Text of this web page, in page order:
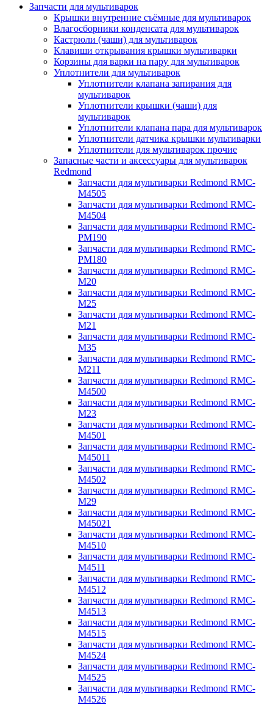
Запчасти для мультиварок
Крышки внутренние съёмные для мультиварок
Влагосборники конденсата для мультиварок
Кастрюли (чаши) для мультиварок
Клавиши открывания крышки мультиварки
Корзины для варки на пару для мультиварок
Уплотнители для мультиварок
Уплотнители клапана запирания для
мультиварок
Уплотнители крышки (чаши) для
мультиварок
Уплотнители клапана пара для мультиварок
Уплотнители датчика крышки мультиварки
Уплотнители для мультиварок прочие
Запасные части и аксессуары для мультиварок
Redmond
Запчасти для мультиварки Redmond RMC-
M4505
Запчасти для мультиварки Redmond RMC-
M4504
Запчасти для мультиварки Redmond RMC-
PM190
Запчасти для мультиварки Redmond RMC-
PM180
Запчасти для мультиварки Redmond RMC-
M20
Запчасти для мультиварки Redmond RMC-
M25
Запчасти для мультиварки Redmond RMC-
M21
Запчасти для мультиварки Redmond RMC-
M35
Запчасти для мультиварки Redmond RMC-
M211
Запчасти для мультиварки Redmond RMC-
M4500
Запчасти для мультиварки Redmond RMC-
M23
Запчасти для мультиварки Redmond RMC-
M4501
Запчасти для мультиварки Redmond RMC-
M45011
Запчасти для мультиварки Redmond RMC-
M4502
Запчасти для мультиварки Redmond RMC-
M29
Запчасти для мультиварки Redmond RMC-
M45021
Запчасти для мультиварки Redmond RMC-
M4510
Запчасти для мультиварки Redmond RMC-
M4511
Запчасти для мультиварки Redmond RMC-
M4512
Запчасти для мультиварки Redmond RMC-
M4513
Запчасти для мультиварки Redmond RMC-
M4515
Запчасти для мультиварки Redmond RMC-
M4524
Запчасти для мультиварки Redmond RMC-
M4525
Запчасти для мультиварки Redmond RMC-
M4526